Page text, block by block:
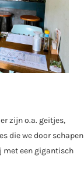
zijn o.a. geitjes,
die we door schapen
met een gigantisch